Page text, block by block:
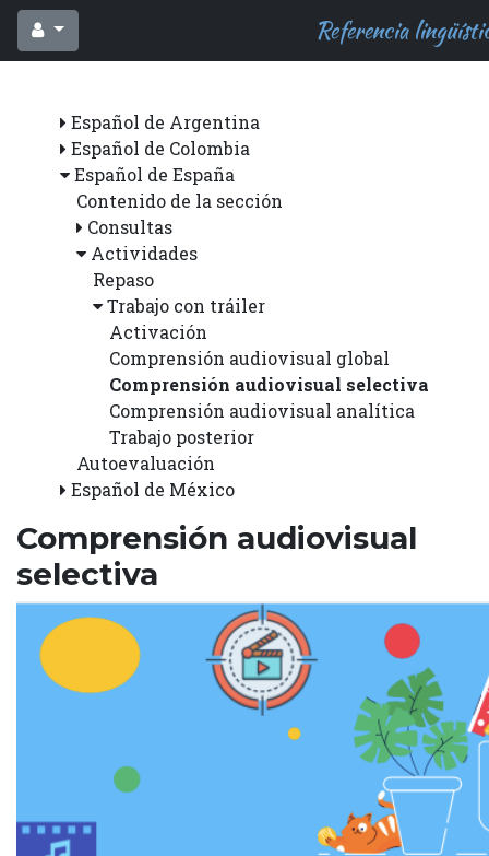
Referencia
Español de Argentina
Español de Colombia
Español de España
Contenido de la sección
Consultas
Actividades
Repaso
Trabajo con tráiler
Activación
Comprensión audiovisual global
Comprensión audiovisual selectiva
Comprensión audiovisual analítica
Trabajo posterior
Autoevaluación
Español de México
Comprensión audiovisual
selectiva